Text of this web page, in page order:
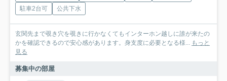
駐車2台可
公共下水
玄関先まで覗き穴を覗きに行かなくてもインターホン越しに誰が来たの
かを確認できるので安心感があります。身支度に必要となる様...
もっと
見る
募集中の部屋